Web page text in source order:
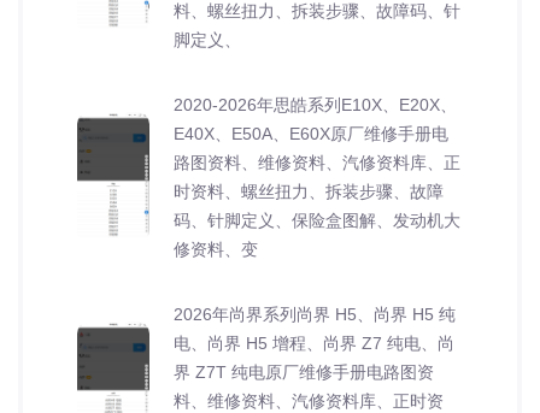
料、螺丝扭力、拆装步骤、故障码、针
脚定义、
2020-2026年思皓系列E10X、E20X、
E40X、E50A、E60X原厂维修手册电
路图资料、维修资料、汽修资料库、正
时资料、螺丝扭力、拆装步骤、故障
码、针脚定义、保险盒图解、发动机大
修资料、变
2026年尚界系列尚界 H5、尚界 H5 纯
电、尚界 H5 增程、尚界 Z7 纯电、尚
界 Z7T 纯电原厂维修手册电路图资
料、维修资料、汽修资料库、正时资